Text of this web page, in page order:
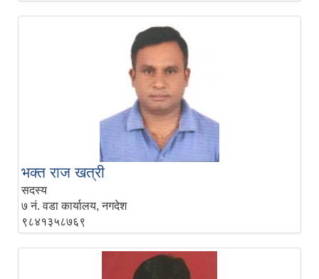
भक्त राज खत्री
सदस्य
७ नं. वडा कार्यालय, नगदेश
९८४१३५८७६९